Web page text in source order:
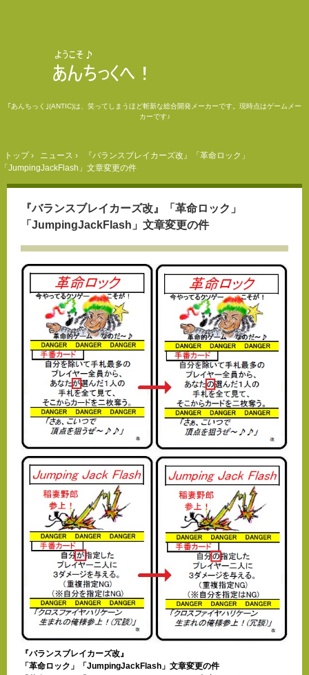
｢あんちっく｣(ANTIC)は、笑ってしまうほど斬新な総合開発メーカーです。現時点はゲームメー
カーです♪
トップ› ニュース ›
『バランスブレイカーズ改』「革命ロック」
「JumpingJackFlash」文章変更の件
『バランスブレイカーズ改』「革命ロック」
「JumpingJackFlash」文章変更の件
『バランスブレイカーズ改』
「革命ロック」「JumpingJackFlash」文章変更の件